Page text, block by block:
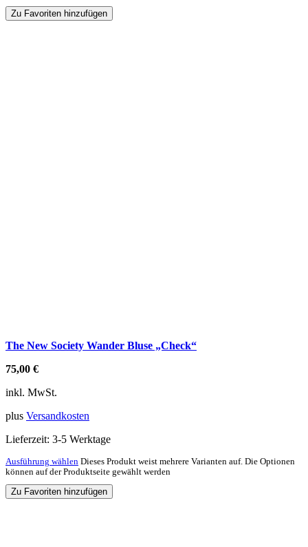
Zu Favoriten hinzufügen
The New Society Wander Bluse „Check“
75,00 €
inkl. MwSt.
plus Versandkosten
Lieferzeit: 3-5 Werktage
Ausführung wählen Dieses Produkt weist mehrere Varianten auf. Die Optionen
können auf der Produktseite gewählt werden
Zu Favoriten hinzufügen